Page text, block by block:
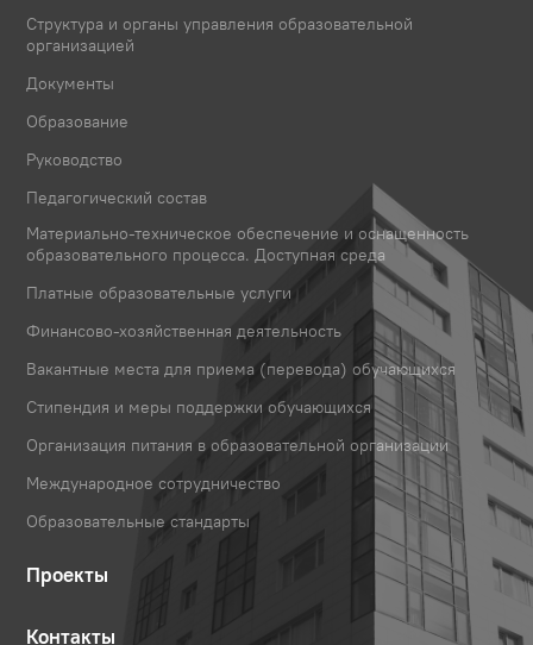
Структура и органы управления образовательной
организацией
Документы
Образование
Руководство
Педагогический состав
Материально-техническое обеспечение и оснащенность
образовательного процесса. Доступная среда
Платные образовательные услуги
Финансово-хозяйственная деятельность
Вакантные места для приема (перевода) обучающихся
Стипендия и меры поддержки обучающихся
Организация питания в образовательной организации
Международное сотрудничество
Образовательные стандарты
Проекты
Контакты